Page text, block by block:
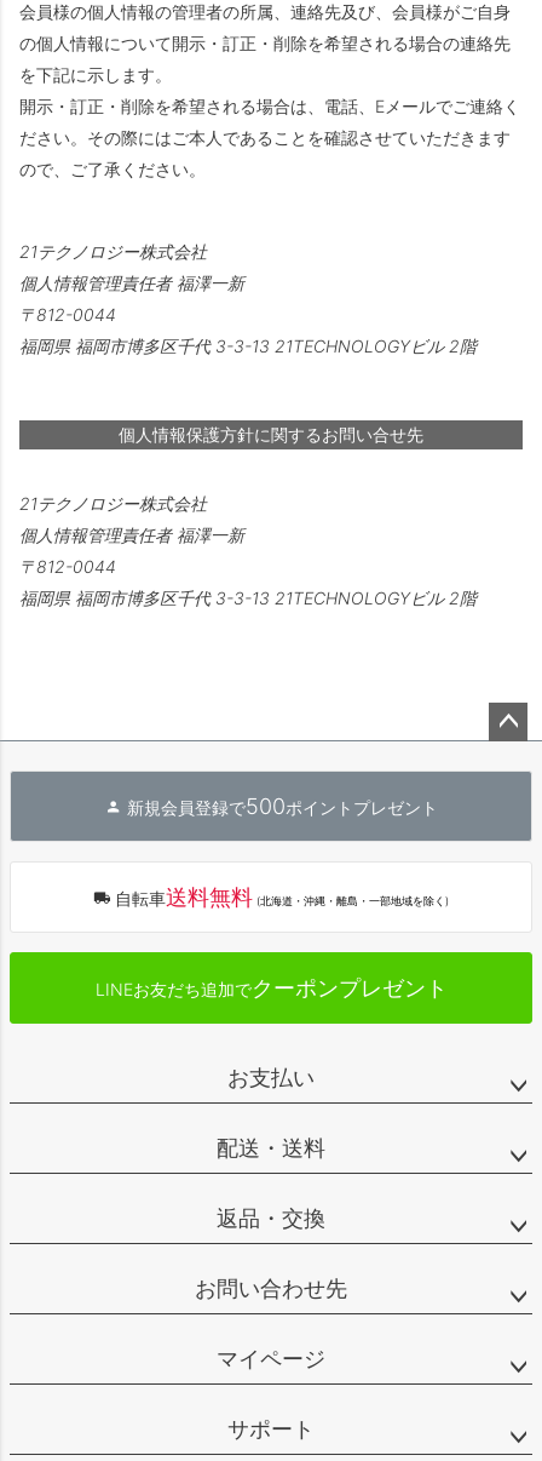
会員様の個人情報の管理者の所属、連絡先及び、会員様がご自身
の個人情報について開示・訂正・削除を希望される場合の連絡先
を下記に示します。
開示・訂正・削除を希望される場合は、電話、Eメールでご連絡く
ださい。その際にはご本人であることを確認させていただきます
ので、ご了承ください。
21テクノロジー株式会社
個人情報管理責任者 福澤一新
812-0044
福岡県 福岡市博多区千代 3-3-13 21TECHNOLOGYビル 2階
個人情報保護方針に関するお問い合せ先
21テクノロジー株式会社
個人情報管理責任者 福澤一新
812-0044
福岡県 福岡市博多区千代 3-3-13 21TECHNOLOGYビル 2階
新規会員登録で500ポイントプレゼント
自転車送料無料 (北海道・沖縄・離島・一部地域を除く)
LINEお友だち追加でクーポンプレゼント
お支払い
配送・送料
返品・交換
お問い合わせ先
マイページ
サポート